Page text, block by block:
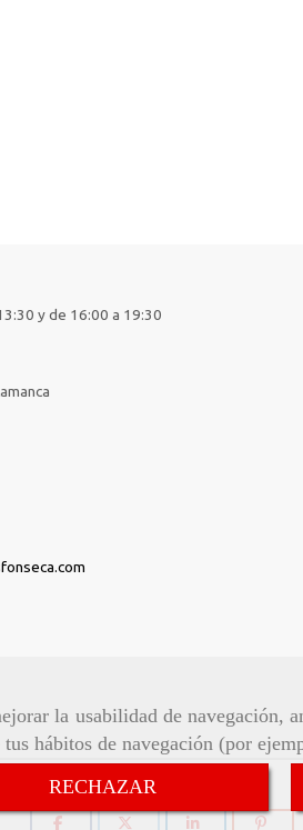
la usabilidad de navegación,
hábitos de navegación (por
RECHAZAR
y de 16:00 a 19:30
Síguenos: